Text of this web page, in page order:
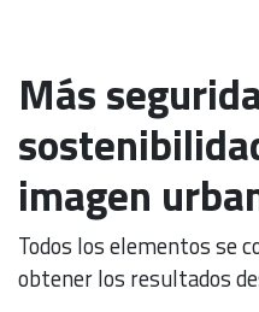
Más
imagen
Todos los elementos se
obtener los resultados